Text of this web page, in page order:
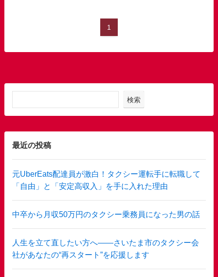
1
検索
最近の投稿
元UberEats配達員が激白！タクシー運転手に転職して
「自由」と「安定高収入」を手に入れた理由
中卒から月収50万円のタクシー乗務員になった男の話
人生を立て直したい方へ——さいたま市のタクシー会
社があなたの“再スタート”を応援します